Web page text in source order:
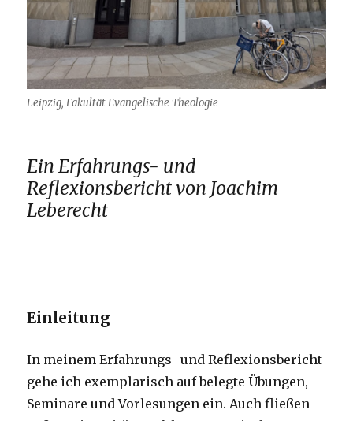
Leipzig, Fakultät Evangelische Theologie
Ein Erfahrungs- und
Reflexionsbericht von Joachim
Leberecht
Einleitung
In meinem Erfahrungs- und Reflexionsbericht
gehe ich exemplarisch auf belegte Übungen,
Seminare und Vorlesungen ein. Auch fließen